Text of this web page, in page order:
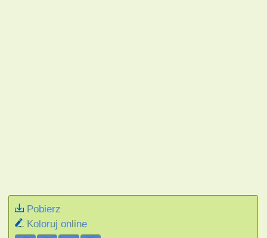
Pobierz
Koloruj online